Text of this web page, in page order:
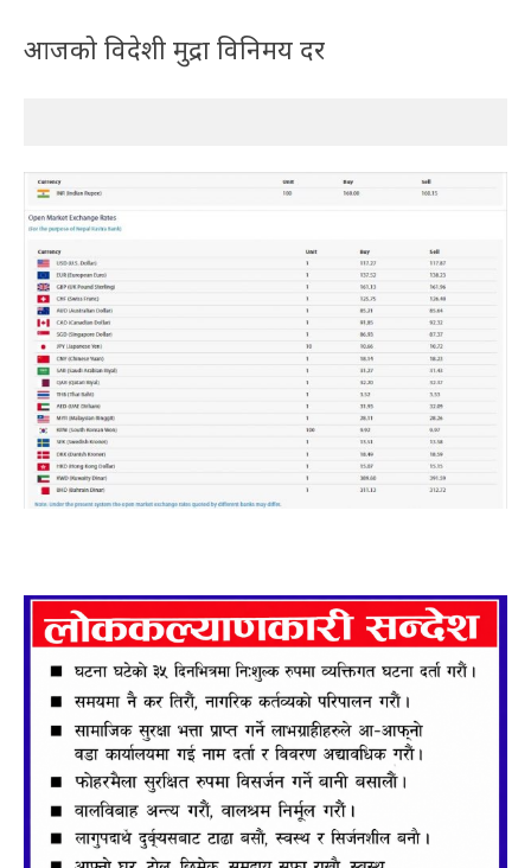
आजको विदेशी मुद्रा विनिमय दर